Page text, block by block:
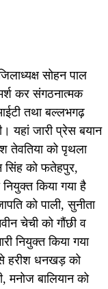
सोहन पाल
कर संगठनात्मक
तथा बल्लभगढ़
यहां जारी प्रेस बयान
तेवतिया को पृथला
सिंह को फतेहपुर,
किया गया है
को पाली, सुनीता
चेची को गौंछी व
नियुक्त किया गया
हरीश धनखड़ को
मनोज बालियान को